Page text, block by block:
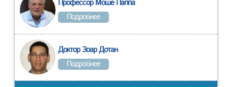
Профессор Моше Паппа
Подробнее
Доктор Зоар Дотан
Подробнее